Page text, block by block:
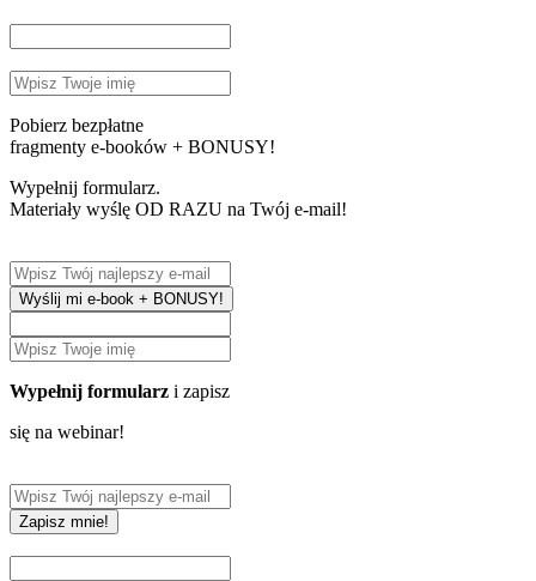
Pobierz bezpłatne
fragmenty e-booków + BONUSY!
Wypełnij formularz.
Materiały wyślę OD RAZU na Twój e-mail!
Wyślij mi e-book + BONUSY!
Wypełnij formularz i zapisz
się na webinar!
Zapisz mnie!